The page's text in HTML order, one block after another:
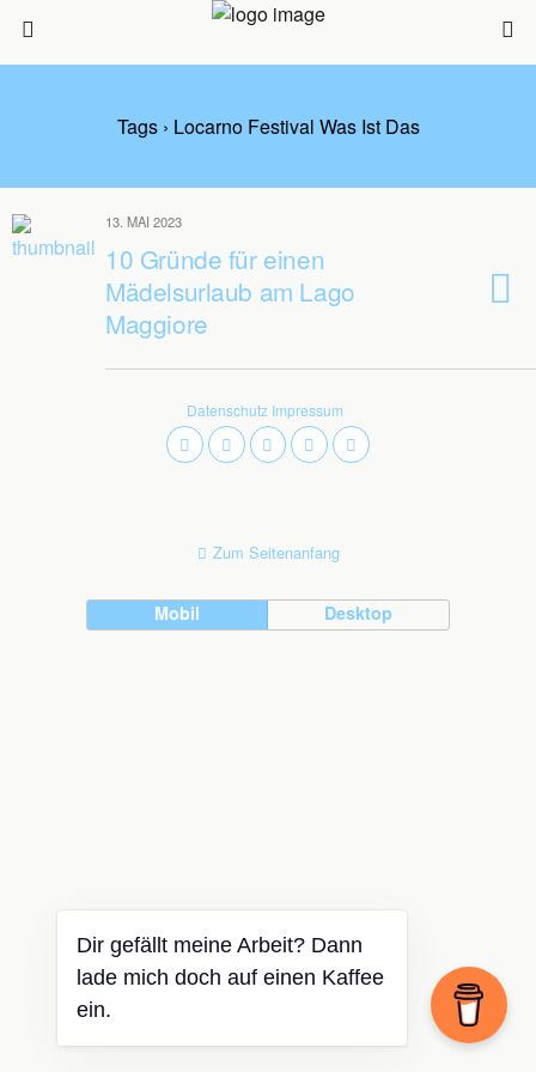
Tags › Locarno Festival Was Ist Das
13. MAI 2023
10 Gründe für einen
Mädelsurlaub am Lago
Maggiore
Datenschutz Impressum
Zum Seitenanfang
Mobil Desktop
Dir gefällt meine Arbeit? Dann
lade mich doch auf einen Kaffee
ein.